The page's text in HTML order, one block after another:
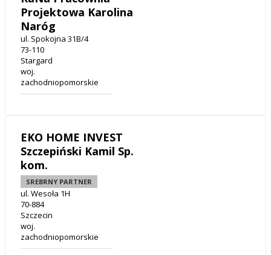
Projektowa Karolina
Naróg
ul. Spokojna 31B/4
73-110
Stargard
woj.
zachodniopomorskie
EKO HOME INVEST
Szczepiński Kamil Sp.
kom.
SREBRNY PARTNER
ul. Wesoła 1H
70-884
Szczecin
woj.
zachodniopomorskie